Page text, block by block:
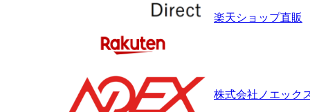
楽天ショップ直販
株式会社ノエック